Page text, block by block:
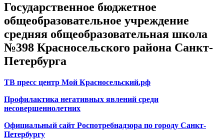
Государственное бюджетное
общеобразовательное учреждение
средняя общеобразовательная школа
№398 Красносельского района Санкт-
Петербурга
ТВ пресс центр Мой Красносельский.рф
Профилактика негативных явлений среди
несовершеннолетних
Официальный сайт Роспотребнадзора по городу Санкт-
Петербургу